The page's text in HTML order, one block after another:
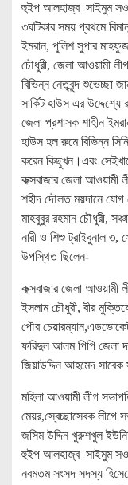
হুইপ আলহাজ্ব সাইমুম
৩ঘটিকার সময় প্রথমে
ইমরান, পুলিশ সুপার
চৌধুরী, জেলা আওয়ামী
বিভিন্ন নেতৃবৃন্দ শুভেচ্ছা
সার্কিট হাউস এর
জেলা প্রশাসক শাহীন
হাউস হল রুমে বিভিন্ন
করেন কিছুখন।এবং
কক্সবাজার জেলা আওয়ামী
শহীদ দৌলত ময়দানে যোগ
মাহবুবুর রহমান চৌধুরী,
নারী ও শিশু ট্রাইবুনাল ৩,
উপস্থিত ছিলেন-
কক্সবাজার জেলা
ইসলাম চৌধুরী, বীর
পৌর
ফরিদুল আলম পিপি জেলা
জিয়াউদ্দিন আহমেদ
মহিলা আওয়ামী লীগ
মেয়র,স্বেচ্ছাসেবক লীগে
জসিম উদ্দিন খুরুশখুল
হুইপ আলহাজ্ব সাইমুম
নবমতম সংসদ সদস্য